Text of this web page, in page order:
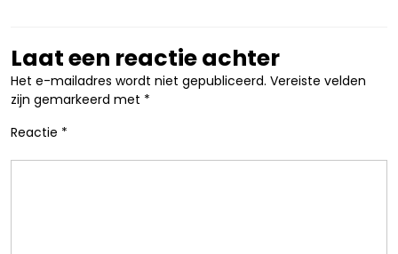
Laat een reactie achter
Het e-mailadres wordt niet gepubliceerd. Vereiste velden
zijn gemarkeerd met *
Reactie *